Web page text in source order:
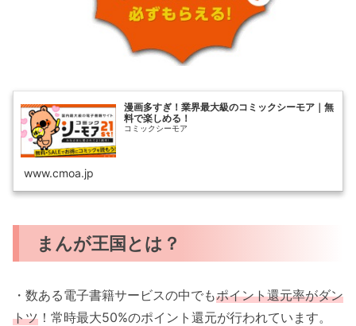
漫画多すぎ！業界最大級のコミックシーモア｜無
料で楽しめる！
コミックシーモア
www.cmoa.jp
まんが王国とは？
・数ある電子書籍サービスの中でもポイント還元率がダン
トツ ！常時最大50%のポイント還元が行われています。